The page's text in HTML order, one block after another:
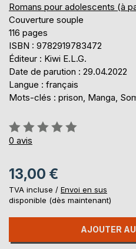
Romans pour adolescents (à
Couverture souple
116 pages
ISBN : 9782919783472
Éditeur : Kiwi E.L.G.
Date de parution : 29.04.2022
Langue : français
Mots-clés : prison, Manga,
Évaluation:
0%
0 avis
13,00 €
TVA incluse / Envoi en sus
disponible (dès maintenant)
AJOUTER